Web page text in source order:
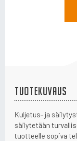
Tuotekuvaus
Kuljetus- ja
säilytetään
tuotteelle sopiva